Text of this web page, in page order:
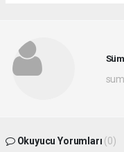
Okuyucu Yorumları (0)